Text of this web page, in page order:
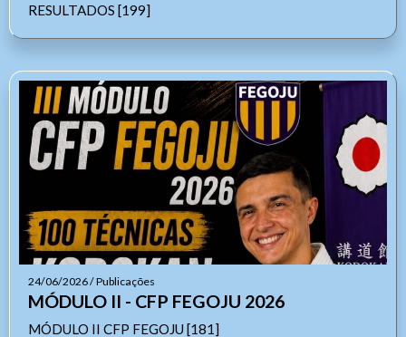
RESULTADOS [199]
24/06/2026 / Publicações
MÓDULO II - CFP FEGOJU 2026
MÓDULO II CFP FEGOJU [181]
Ouvidoria Geral